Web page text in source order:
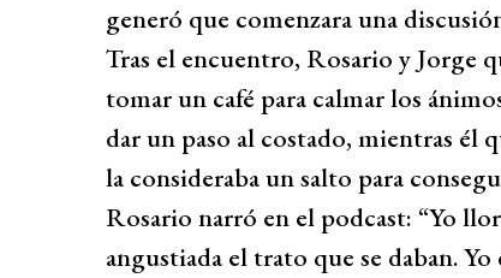
generó que comenzara una
Tras el encuentro, Rosario y Jorge
tomar un café para calmar los
dar un paso al costado, mientras él
la consideraba un salto para
Rosario narró en el podcast: “Yo
angustiada el trato que se daban.